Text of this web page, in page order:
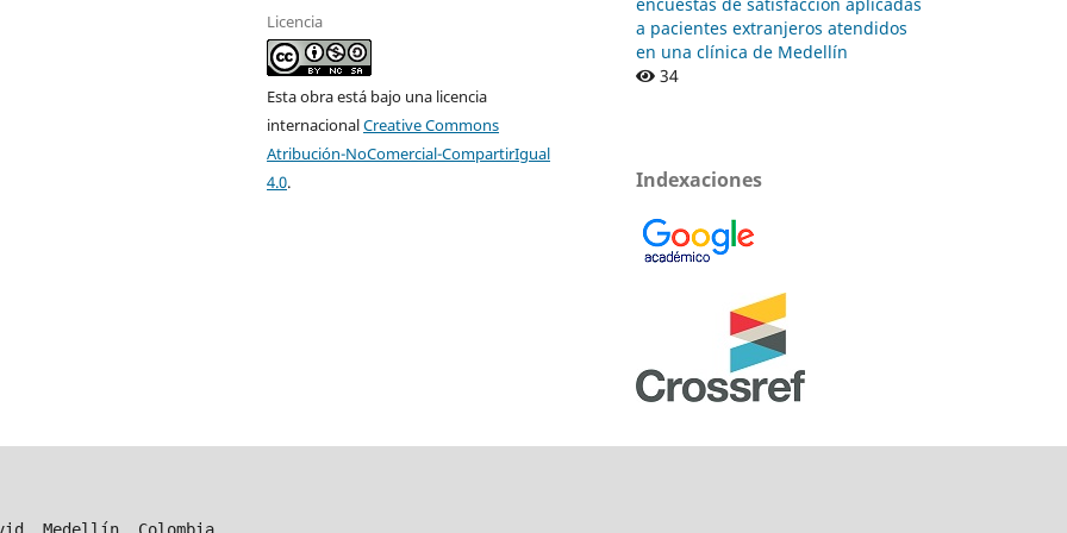
Licencia
Esta obra está bajo una licencia
internacionalCreative Commons
Atribución-NoComercial-CompartirIgual
4.0.
a pacientes extranjeros atendidos
en una clínica de Medellín
34
Indexaciones
Medellín, Colombia.